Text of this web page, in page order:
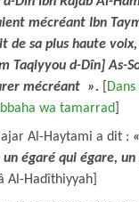
mécréant Ibn
de sa plus haute
Taqiyyou d-Dîn] As-
mécréant ».
wa tamarrad
Al-Haytami a dit :
égaré qui égare,
Al-Hadîthiyyah]